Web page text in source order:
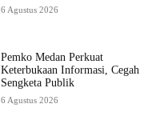
6 Agustus 2026
Pemko Medan Perkuat
Keterbukaan Informasi, Cegah
Sengketa Publik
6 Agustus 2026